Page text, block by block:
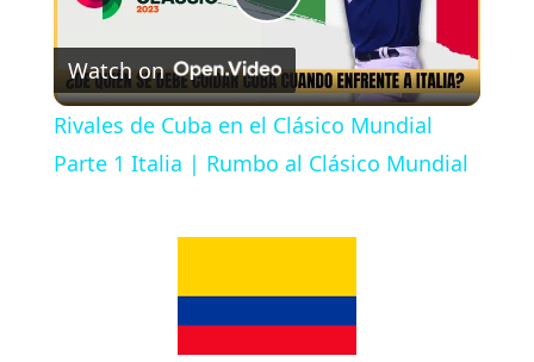
P
l
a
y
V
Watch on
Rivales de Cuba en el Clásico Mundial
Parte 1 Italia | Rumbo al Clásico Mundial